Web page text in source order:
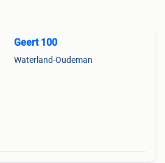
Geert 100
Waterland-Oudeman